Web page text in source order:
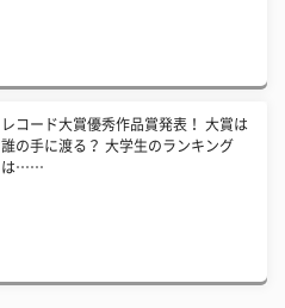
レコード大賞優秀作品賞発表！ 大賞は
誰の手に渡る？ 大学生のランキング
は……